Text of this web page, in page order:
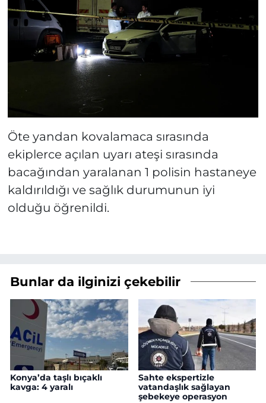
Öte yandan kovalamaca sırasında
ekiplerce açılan uyarı ateşi sırasında
bacağından yaralanan 1 polisin hastaneye
kaldırıldığı ve sağlık durumunun iyi
olduğu öğrenildi.
Bunlar da ilginizi çekebilir
Konya’da taşlı bıçaklı
kavga: 4 yaralı
Sahte ekspertizle
vatandaşlık sağlayan
şebekeye operasyon